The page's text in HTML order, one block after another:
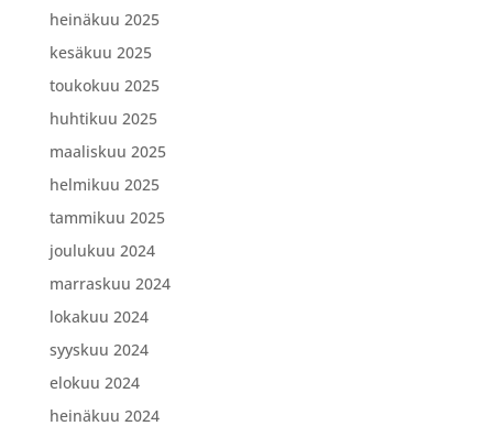
heinäkuu 2025
kesäkuu 2025
toukokuu 2025
huhtikuu 2025
maaliskuu 2025
helmikuu 2025
tammikuu 2025
joulukuu 2024
marraskuu 2024
lokakuu 2024
syyskuu 2024
elokuu 2024
heinäkuu 2024